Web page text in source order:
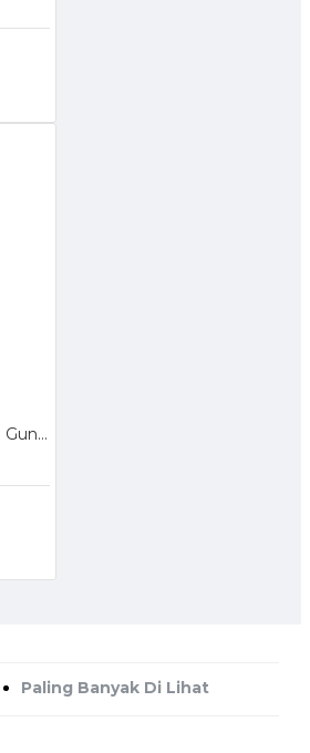
Kenmaster K-800 Gunting 8 Inch Taman Dahan Ranting Daun Pruning Shears
Paling Banyak Di Lihat